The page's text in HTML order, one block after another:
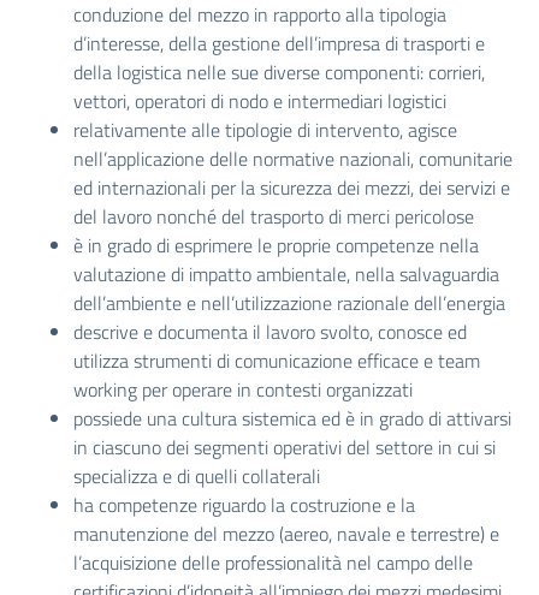
conduzione del mezzo in rapporto alla tipologia
d’interesse, della gestione dell’impresa di trasporti e
della logistica nelle sue diverse componenti: corrieri,
vettori, operatori di nodo e intermediari logistici
relativamente alle tipologie di intervento, agisce
nell’applicazione delle normative nazionali, comunitarie
ed internazionali per la sicurezza dei mezzi, dei servizi e
del lavoro nonché del trasporto di merci pericolose
è in grado di esprimere le proprie competenze nella
valutazione di impatto ambientale, nella salvaguardia
dell’ambiente e nell’utilizzazione razionale dell’energia
descrive e documenta il lavoro svolto, conosce ed
utilizza strumenti di comunicazione efficace e team
working per operare in contesti organizzati
possiede una cultura sistemica ed è in grado di attivarsi
in ciascuno dei segmenti operativi del settore in cui si
specializza e di quelli collaterali
ha competenze riguardo la costruzione e la
manutenzione del mezzo (aereo, navale e terrestre) e
l’acquisizione delle professionalità nel campo delle